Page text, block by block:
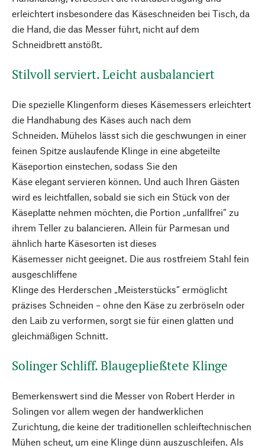
erleichtert insbesondere das Käseschneiden bei Tisch, da
die Hand, die das Messer führt, nicht auf dem
Schneidbrett anstößt.
Stilvoll serviert. Leicht ausbalanciert
Die spezielle Klingenform dieses Käsemessers erleichtert
die Handhabung des Käses auch nach dem
Schneiden. Mühelos lässt sich die geschwungen in einer
feinen Spitze auslaufende Klinge in eine abgeteilte
Käseportion einstechen, sodass Sie den
Käse elegant servieren können. Und auch Ihren Gästen
wird es leichtfallen, sobald sie sich ein Stück von der
Käseplatte nehmen möchten, die Portion „unfallfrei“ zu
ihrem Teller zu balancieren. Allein für Parmesan und
ähnlich harte Käsesorten ist dieses
Käsemesser nicht geeignet. Die aus rostfreiem Stahl fein
ausgeschliffene
Klinge des Herderschen „Meisterstücks“ ermöglicht
präzises Schneiden – ohne den Käse zu zerbröseln oder
den Laib zu verformen, sorgt sie für einen glatten und
gleichmäßigen Schnitt.
Solinger Schliff. Blaugepließtete Klinge
Bemerkenswert sind die Messer von Robert Herder in
Solingen vor allem wegen der handwerklichen
Zurichtung, die keine der traditionellen schleiftechnischen
Mühen scheut, um eine Klinge dünn auszuschleifen. Als